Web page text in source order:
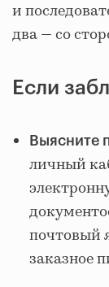
и
два — со
Если
Выясните
личный
почтовый
заказное